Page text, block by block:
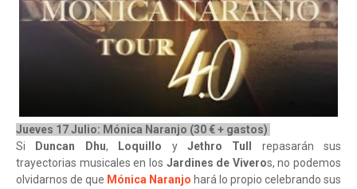
Jueves 17 Julio: Mónica Naranjo (30 € + gastos)
Si
Duncan Dhu, Loquillo y Jethro Tull
repasarán sus
trayectorias musicales en los Jardines de Viveros, no podemos
olvidarnos de que Mónica Naranjo hará lo propio celebrando sus